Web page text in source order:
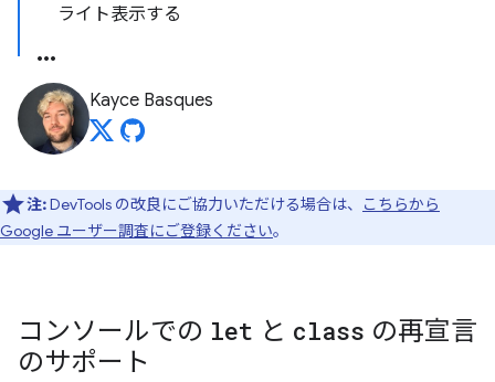
ライト表示する
Kayce Basques
注:DevTools の改良にご協力いただける場合は、
こちらから
Google ユーザー調査にご登録ください。
コンソールでの let と class の再宣言
のサポート